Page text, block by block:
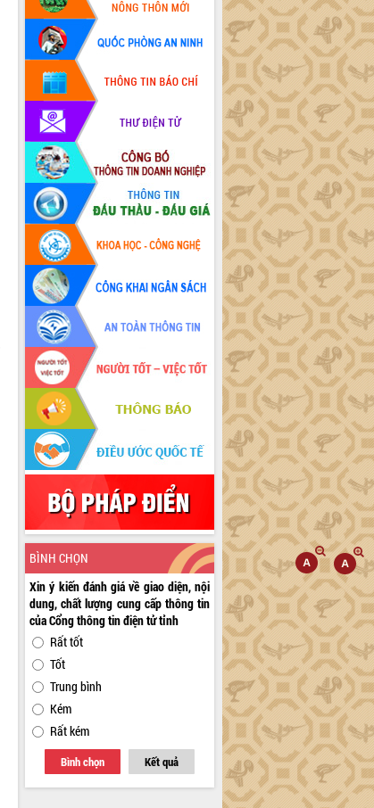
BÌNH CHỌN
Xin ý kiến đánh giá về giao diện, nội
dung, chất lượng cung cấp thông tin
của Cổng thông tin điện tử tỉnh
Rất tốt
Tốt
Trung bình
Kém
Rất kém
Bình chọn Kết quả